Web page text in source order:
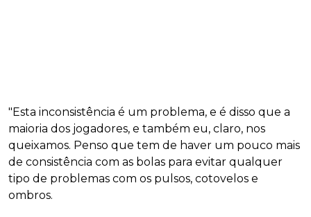
"Esta inconsistência é um problema, e é disso que a
maioria dos jogadores, e também eu, claro, nos
queixamos. Penso que tem de haver um pouco mais
de consistência com as bolas para evitar qualquer
tipo de problemas com os pulsos, cotovelos e
ombros.